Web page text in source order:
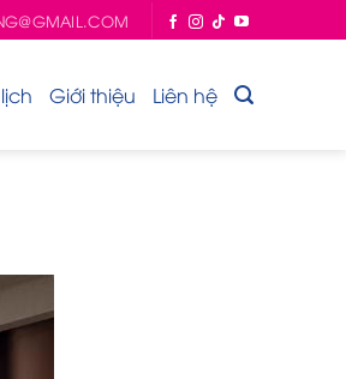
Giới thiệu Liên hệ